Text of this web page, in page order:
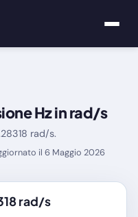
Hz in rad/s
rad/s.
il 6 Maggio 2026
rad/s